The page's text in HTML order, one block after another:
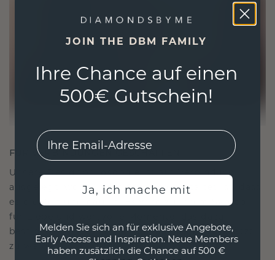
FÜR VERBINDUNGEN GESCHAFFEN
Unsere Designphilosophie ist auf Verbindung
ausgelegt, wobei jedes Stück so gestaltet ist, dass
es die Zeit überdauert. Es wird zu Ihrem Symbol
für Liebe und wertvolle Momente, das dazu
bestimmt ist, für immer getragen und geschätzt
zu werden.
JOIN THE DBM FAMILY
Ihre Chance auf einen
500€ Gutschein!
EMail
Ja, ich mache mit
Melden Sie sich an für exklusive Angebote,
Early Access und Inspiration. Neue Members
haben zusätzlich die Chance auf 500 €